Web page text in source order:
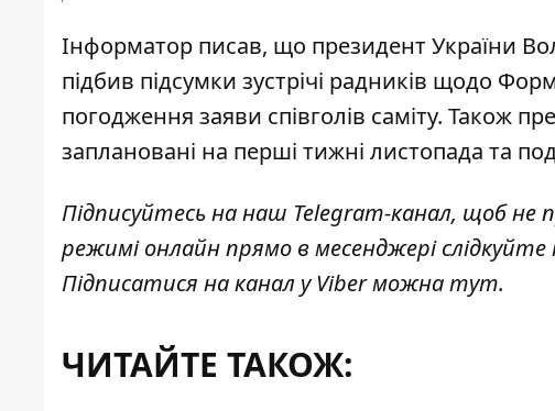
Інформатор писав, що президент України
підбив підсумки зустрічі радників щодо
погодження заяви співголів саміту. Також
заплановані на перші тижні листопада та
Підписуйтесь на наш Telegram-канал, щоб не
режимі онлайн прямо в месенджері
Підписатися на канал у Viber можнатут.
ЧИТАЙТЕ ТАКОЖ: